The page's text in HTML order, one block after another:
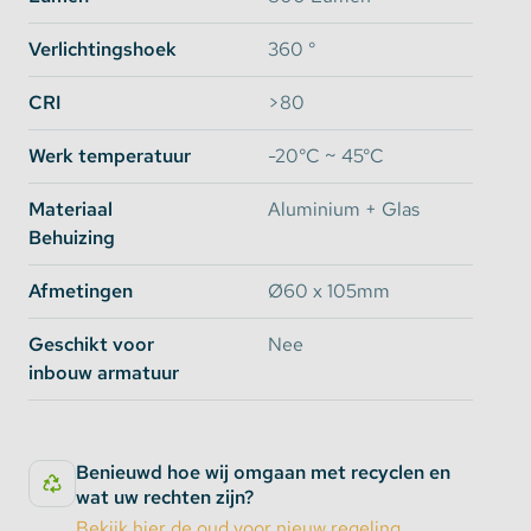
niveau.
Compatible met vrijwel alle Zigbee
Gateways
De LED filament lampen zijn compatible met de
meeste bekende gateways zoals PhilipsHue* en
SmartThings. Daarnaast zijn ze compatible met
II. Ook is het mogelijk om AppleHomeKit te
gebruiken, hier is echter wel een externe gateway
voor nodig.
Bediening via afstandsbediening,
wandpaneel of App
Verlichtingshoek 360 °
CRI >80
Werk temperatuur -20°C ~ 45°C
Materiaal
Behuizing
Aluminium + Glas
Afmetingen Ø60 x 105mm
Geschikt voor
inbouw armatuur
Nee
Benieuwd hoe wij omgaan met recyclen en
wat uw rechten zijn?